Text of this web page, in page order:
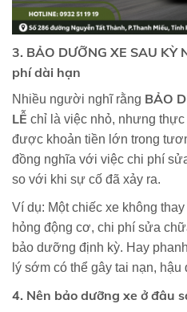
3. BẢO DƯỠNG XE SAU KỲ
phí dài hạn
Nhiều người nghĩ rằng BẢO
LỄ chỉ là việc nhỏ, nhưng
được khoản tiền lớn trong
đồng nghĩa với việc chi phí
so với khi sự cố đã xảy ra.
Ví dụ: Một chiếc xe không
hỏng động cơ, chi phí sửa
bảo dưỡng định kỳ. Hay
lý sớm có thể gây tai nạn,
4. Nên bảo dưỡng xe ở đâu